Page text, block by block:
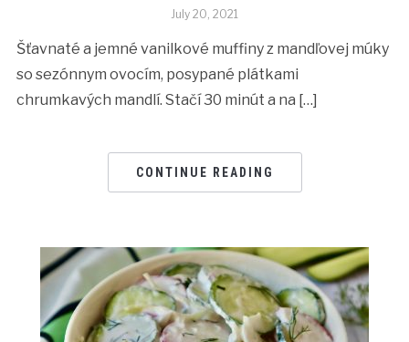
July 20, 2021
Šťavnaté a jemné vanilkové muffiny z mandľovej múky
so sezónnym ovocím, posypané plátkami
chrumkavých mandlí. Stačí 30 minút a na […]
CONTINUE READING